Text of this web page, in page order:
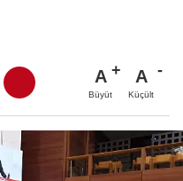
A
Büyüt
A
Küçült